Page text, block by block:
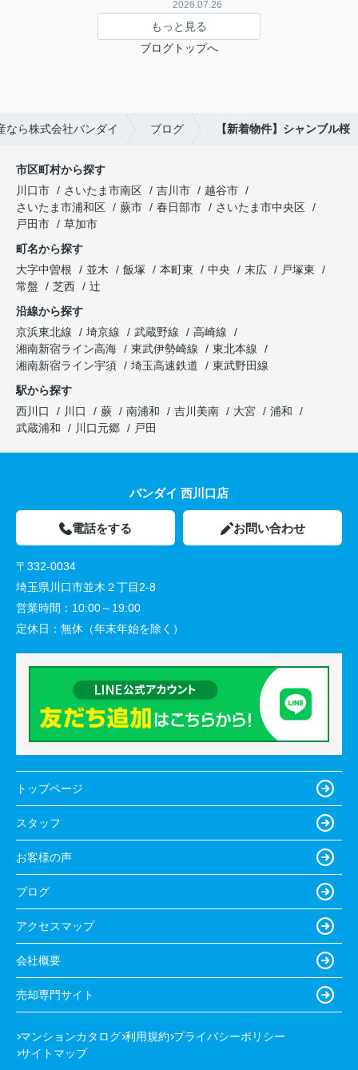
2026.07.26
もっと見る
ブログトップへ
なら株式会社バンダイ ブログ 【新着物件】シャンブル桜
市区町村から探す
川口市
さいたま市南区 吉川市
越谷市
さいたま市浦和区
蕨市 春日部市
さいたま市中央区
戸田市
草加市
町名から探す
大字中曽根
並木 飯塚 本町東 中央 末広
戸塚東
常盤
芝西
辻
沿線から探す
京浜東北線
埼京線 武蔵野線
高崎線
湘南新宿ライン高海
東武伊勢崎線
東北本線
湘南新宿ライン宇須
埼玉高速鉄道
東武野田線
駅から探す
西川口
川口 蕨 南浦和 吉川美南 大宮
浦和
武蔵浦和
川口元郷 戸田
バンダイ 西川口店
電話をする お問い合わせ
〒332-0034
埼玉県川口市並木２丁目2-8
営業時間： 10:00～19:00
定休日： 無休（年末年始を除く）
トップページ
スタッフ
お客様の声
ブログ
アクセスマップ
会社概要
売却専門サイト
マンションカタログ 利用規約 プライバシーポリシー
サイトマップ